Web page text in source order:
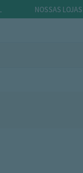
NOSSAS LOJAS